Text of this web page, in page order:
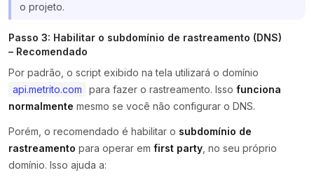
o projeto.
Passo 3: Habilitar o subdomínio de rastreamento (DNS)
– Recomendado
Por padrão, o script exibido na tela utilizará o domínio
api.metrito.com
para fazer o rastreamento. Isso funciona
normalmente mesmo se você não configurar o DNS.
Porém, o recomendado é habilitar o subdomínio de
rastreamento para operar em first party , no seu próprio
domínio. Isso ajuda a: